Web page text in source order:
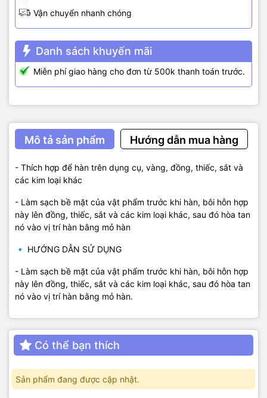
Vận chuyển nhanh chóng
Danh sách khuyến mãi
Miễn phí giao hàng cho đơn từ 500k thanh toán trước.
Mô tả sản phẩm Hướng dẫn mua hàng
- Thích hợp để hàn trên dụng cụ, vàng, đồng, thiếc, sắt và
các kim loại khác
- Làm sạch bề mặt của vật phẩm trước khi hàn, bôi hỗn hợp
này lên đồng, thiếc, sắt và các kim loại khác, sau đó hòa tan
nó vào vị trí hàn bằng mỏ hàn
🔹 HƯỚNG DẪN SỬ DỤNG
- Làm sạch bề mặt của vật phẩm trước khi hàn, bôi hỗn hợp
này lên đồng, thiếc, sắt và các kim loại khác, sau đó hòa tan
nó vào vị trí hàn bằng mỏ hàn.
Có thể bạn thích
Sản phẩm đang được cập nhật.